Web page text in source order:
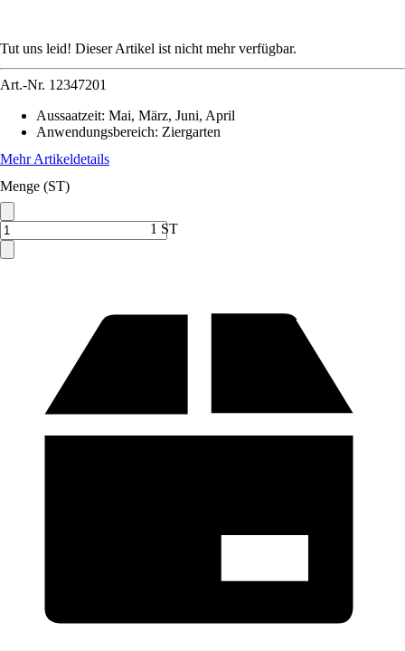
Tut uns leid! Dieser Artikel ist nicht mehr verfügbar.
Art.-Nr. 12347201
Aussaatzeit: Mai, März, Juni, April
Anwendungsbereich: Ziergarten
Mehr Artikeldetails
Menge (ST)
1 ST